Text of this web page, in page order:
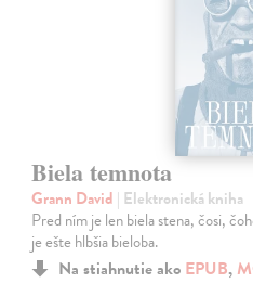
Biela temnota
Grann David | Elektronická kniha
Pred ním je len biela stena, čosi,
je ešte hlbšia bieloba.
Na stiahnutie ako EPUB,